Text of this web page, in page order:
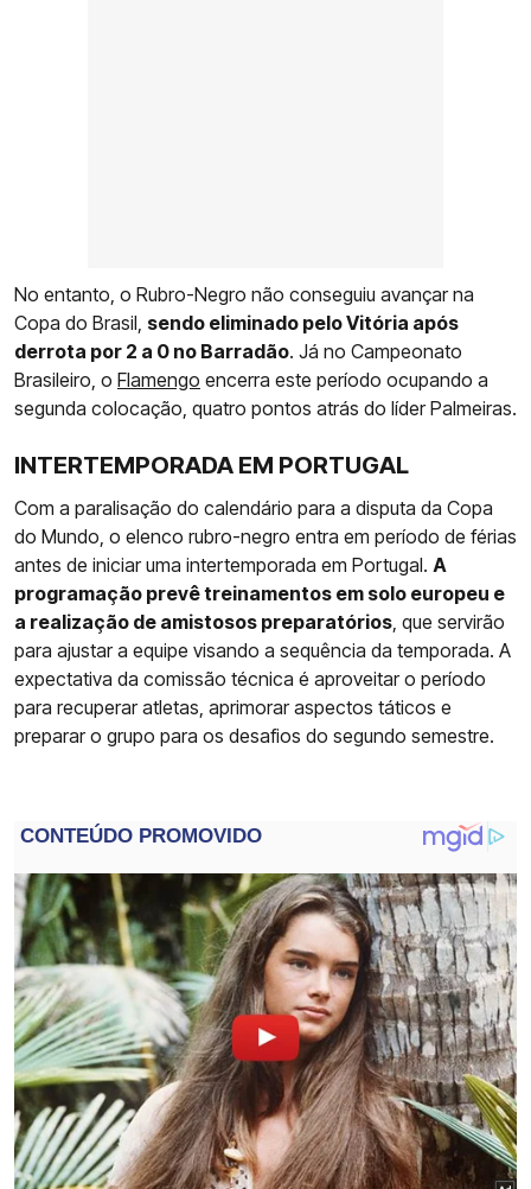
No entanto, o Rubro-Negro não conseguiu avançar na
Copa do Brasil, sendo eliminado pelo Vitória após
derrota por 2 a 0 no Barradão. Já no Campeonato
Brasileiro, o Flamengo encerra este período ocupando a
segunda colocação, quatro pontos atrás do líder Palmeiras.
INTERTEMPORADA EM PORTUGAL
Com a paralisação do calendário para a disputa da Copa
do Mundo, o elenco rubro-negro entra em período de férias
antes de iniciar uma intertemporada em Portugal. A
programação prevê treinamentos em solo europeu e
a realização de amistosos preparatórios , que servirão
para ajustar a equipe visando a sequência da temporada. A
expectativa da comissão técnica é aproveitar o período
para recuperar atletas, aprimorar aspectos táticos e
preparar o grupo para os desafios do segundo semestre.